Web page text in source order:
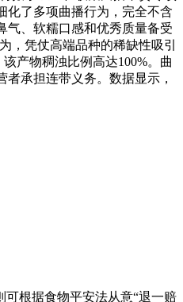
化了多项曲播行为，完全不含
气、软糯口感和优秀质量备受
，凭仗高端品种的稀缺性吸引
产物稠浊比例高达100%。曲
承担连带义务。数据显示，
可根据食物平安法从意“退一赔